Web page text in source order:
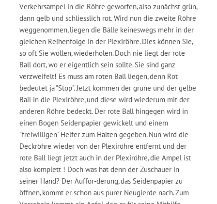
Verkehrsampel in die Röhre geworfen, also zunächst grün,
dann gelb und schliesslich rot. Wird nun die zweite Röhre
weggenommen, liegen die Bälle keineswegs mehr in der
gleichen Reihenfolge in der Plexiröhre. Dies können Sie,
so oft Sie wollen, wiederholen. Doch nie liegt der rote
Ball dort, wo er eigentlich sein sollte. Sie sind ganz
verzweifelt! Es muss am roten Ball liegen, denn Rot
bedeutet ja "Stop". Jetzt kommen der grüne und der gelbe
Ball in die Plexiröhre, und diese wird wiederum mit der
anderen Röhre bedeckt. Der rote Ball hingegen wird in
einen Bogen Seidenpapier gewickelt und einem
"freiwilligen" Helfer zum Halten gegeben. Nun wird die
Deckröhre wieder von der Plexiröhre entfernt und der
rote Ball liegt jetzt auch in der Plexiröhre, die Ampel ist
also komplett ! Doch was hat denn der Zuschauer in
seiner Hand? Der Auffor-derung, das Seidenpapier zu
öffnen, kommt er schon aus purer Neugierde nach. Zum